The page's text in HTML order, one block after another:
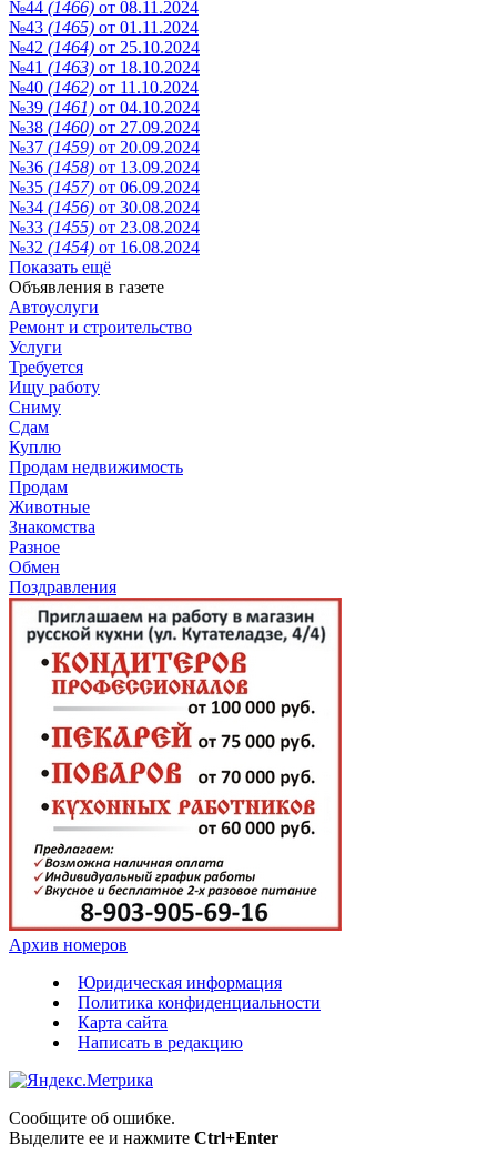
№44 (1466) от 08.11.2024
№43 (1465) от 01.11.2024
№42 (1464) от 25.10.2024
№41 (1463) от 18.10.2024
№40 (1462) от 11.10.2024
№39 (1461) от 04.10.2024
№38 (1460) от 27.09.2024
№37 (1459) от 20.09.2024
№36 (1458) от 13.09.2024
№35 (1457) от 06.09.2024
№34 (1456) от 30.08.2024
№33 (1455) от 23.08.2024
№32 (1454) от 16.08.2024
Показать ещё
Объявления в газете
Автоуслуги
Ремонт и строительство
Услуги
Требуется
Ищу работу
Сниму
Сдам
Куплю
Продам недвижимость
Продам
Животные
Знакомства
Разное
Обмен
Поздравления
Архив номеров
Юридическая информация
Политика конфиденциальности
Карта сайта
Написать в редакцию
Сообщите об ошибке.
Выделите ее и нажмите Ctrl+Enter